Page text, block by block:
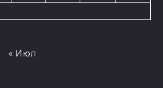
« Июл